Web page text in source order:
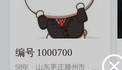
编号 1000700
98年 · 山东枣庄滕州市 · 本科 · 生产/制造